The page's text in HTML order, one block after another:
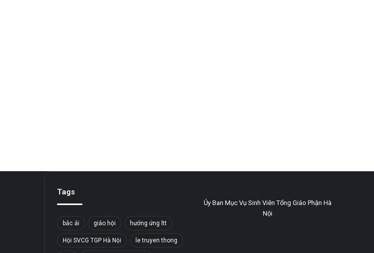
Tags
bác ái giáo hội hưởng ứng ltt
Hội SVCG TGP Hà Nội le truyen thong
Ủy Ban Mục Vụ Sinh Viên Tổng Giáo Phận Hà
Nội